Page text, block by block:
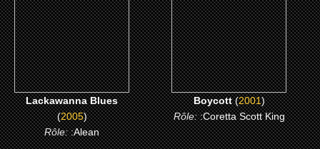
CLICK ME
Lackawanna Blues
(2005)
Rôle::Alean
CLICK ME
Boycott(2001)
Rôle::Coretta Scott King